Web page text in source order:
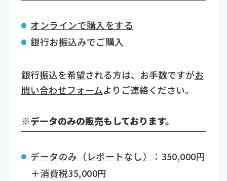
オンラインで購入をする
銀行お振込みでご購入
銀行振込を希望される方は、お手数ですがお
問い合わせフォームよりご連絡ください。
※データのみの販売もしております。
データのみ（レポートなし）
：350,000円
＋消費税35,000円